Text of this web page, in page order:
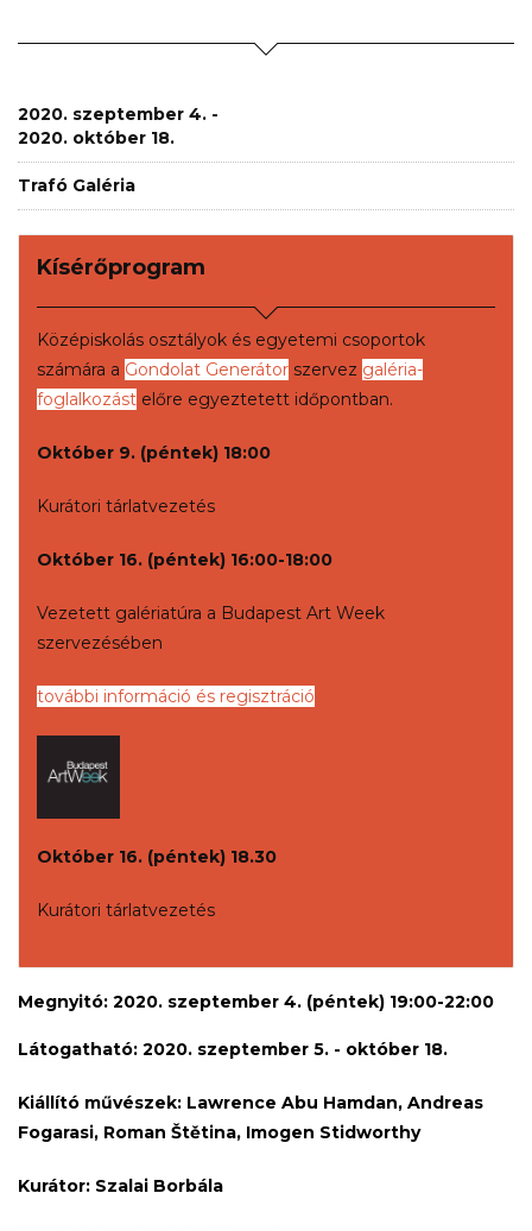
2020. szeptember 4. -
2020. október 18.
Trafó Galéria
Kísérőprogram
Középiskolás osztályok és egyetemi csoportok
számára a Gondolat Generátor szervez galéria-
foglalkozást előre egyeztetett időpontban.
Október 9. (péntek) 18:00
Kurátori tárlatvezetés
Október 16. (péntek) 16:00-18:00
Vezetett galériatúra a Budapest Art Week
szervezésében
további információ és regisztráció
Október 16. (péntek) 18.30
Kurátori tárlatvezetés
Megnyitó: 2020. szeptember 4. (péntek) 19:00-22:00
Látogatható: 2020. szeptember 5. - október 18.
Kiállító művészek: Lawrence Abu Hamdan, Andreas
Fogarasi, Roman Štětina, Imogen Stidworthy
Kurátor: Szalai Borbála